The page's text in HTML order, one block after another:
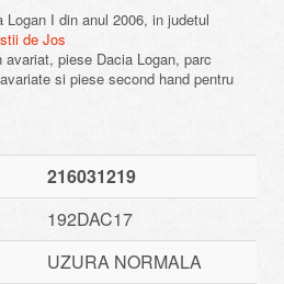
I din anul 2006, in judetul
de Jos
piese Dacia Logan, parc
si piese second hand pentru
216031219
192DAC17
UZURA NORMALA